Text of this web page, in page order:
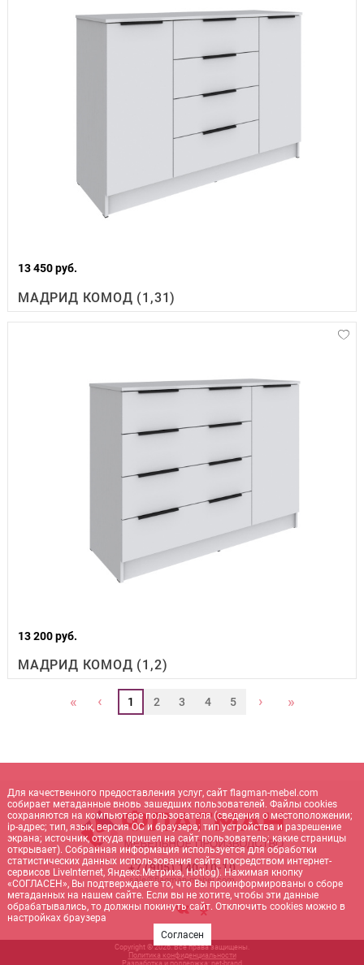
13 450 руб.
МАДРИД КОМОД (1,31)
13 200 руб.
МАДРИД КОМОД (1,2)
« ‹ 1 2 3 4 5 › »
+7 (905) 140-10-10
sale@flagman-mebel.com
Copyright © 2026. Все права защищены.
Политика конфиденциальности
Разработка и поддержка: net- brand
Для качественного предоставления услуг, сайт flagman-mebel.com
собирает метаданные вновь зашедших пользователей. Файлы cookies
сохраняются на компьютере пользователя (сведения о местоположении;
ip-адрес; тип, язык, версия ОС и браузера; тип устройства и разрешение
экрана; источник, откуда пришел на сайт пользователь; какие страницы
открывает). Собранная информация используется для обработки
статистических данных использования сайта посредством интернет-
сервисов LiveInternet, Яндекс.Метрика, Hotlog). Нажимая кнопку
«СОГЛАСЕН», Вы подтверждаете то, что Вы проинформированы о сборе
метаданных на нашем сайте. Если вы не хотите, чтобы эти данные
обрабатывались, то должны покинуть сайт. Отключить cookies можно в
настройках браузера
Согласен